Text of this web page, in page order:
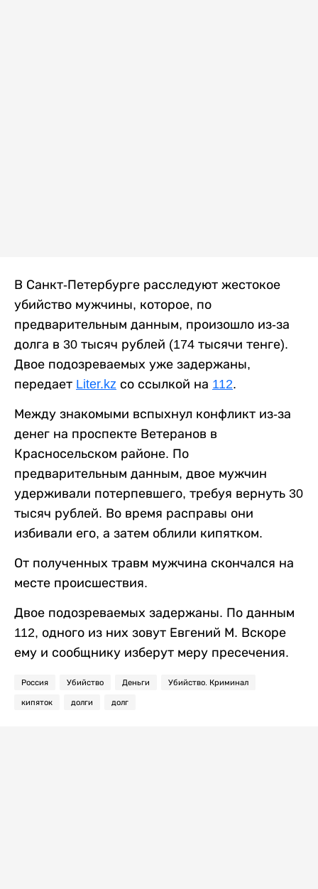
В Санкт-Петербурге расследуют жестокое
убийство мужчины, которое, по
предварительным данным, произошло из-за
долга в 30 тысяч рублей (174 тысячи тенге).
Двое подозреваемых уже задержаны,
передает Liter.kz со ссылкой на 112.
Между знакомыми вспыхнул конфликт из-за
денег на проспекте Ветеранов в
Красносельском районе. По
предварительным данным, двое мужчин
удерживали потерпевшего, требуя вернуть 30
тысяч рублей. Во время расправы они
избивали его, а затем облили кипятком.
От полученных травм мужчина скончался на
месте происшествия.
Двое подозреваемых задержаны. По данным
112, одного из них зовут Евгений М. Вскоре
ему и сообщнику изберут меру пресечения.
Россия Убийство Деньги Убийство. Криминал
кипяток долги долг